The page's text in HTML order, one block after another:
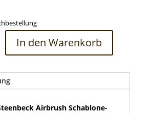
In den Warenkorb
Airbrush Schablone-